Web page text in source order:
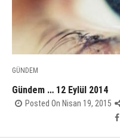
GÜNDEM
Gündem … 12 Eylül 2014
Posted On Nisan 19, 2015